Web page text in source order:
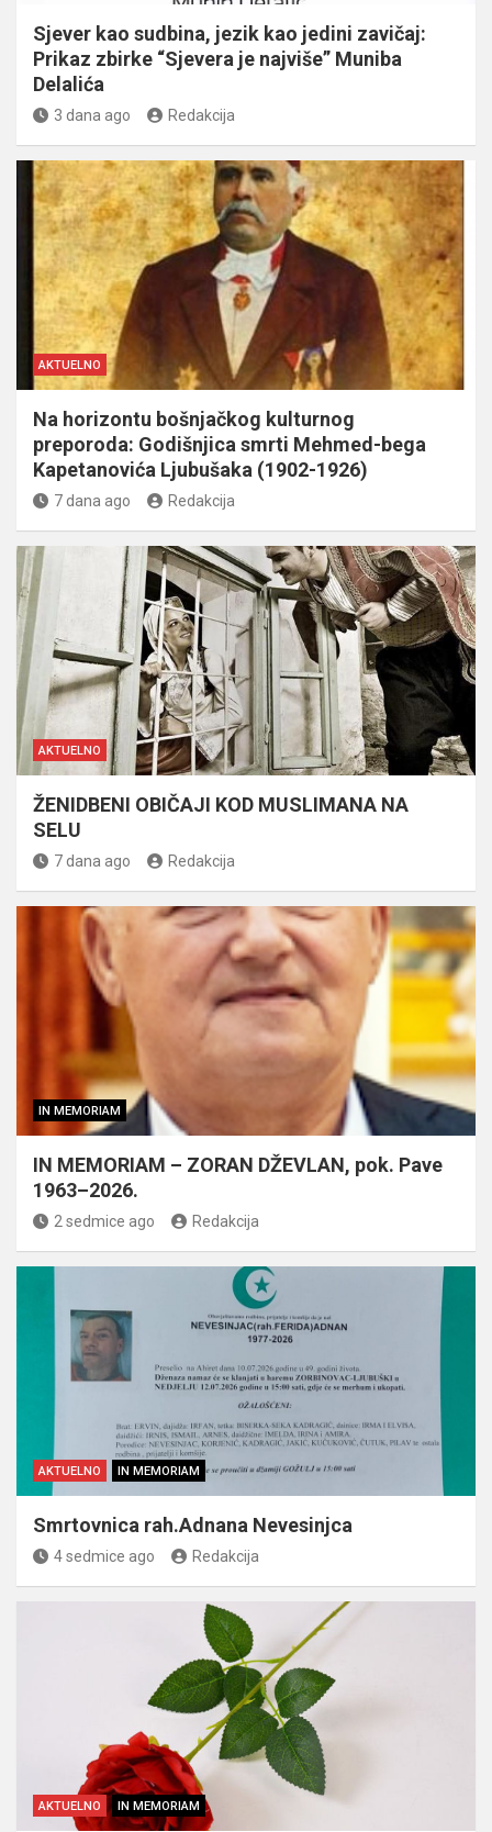
Sjever kao sudbina, jezik kao jedini zavičaj:
Prikaz zbirke “Sjevera je najviše” Muniba
Delalića
3 dana ago Redakcija
AKTUELNO
Na horizontu bošnjačkog kulturnog
preporoda: Godišnjica smrti Mehmed-bega
Kapetanovića Ljubušaka (1902-1926)
7 dana ago Redakcija
AKTUELNO
ŽENIDBENI OBIČAJI KOD MUSLIMANA NA
SELU
7 dana ago Redakcija
IN MEMORIAM
IN MEMORIAM – ZORAN DŽEVLAN, pok. Pave
1963–2026.
2 sedmice ago Redakcija
AKTUELNO IN MEMORIAM
Smrtovnica rah.Adnana Nevesinjca
4 sedmice ago Redakcija
AKTUELNO IN MEMORIAM